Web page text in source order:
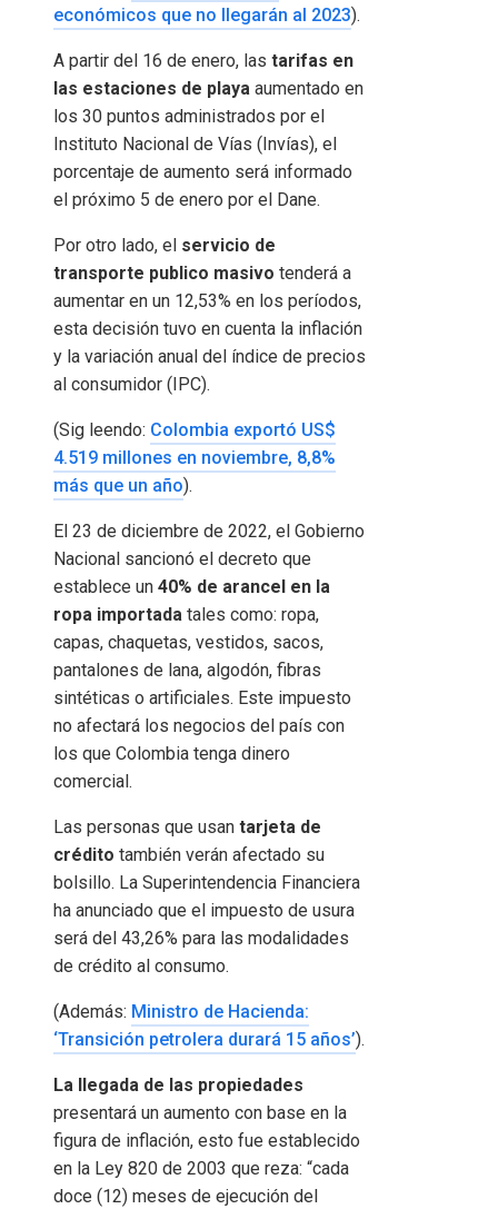
económicos que no llegarán al 2023).
A partir del 16 de enero, las tarifas en
las estaciones de playa aumentado en
los 30 puntos administrados por el
Instituto Nacional de Vías (Invías), el
porcentaje de aumento será informado
el próximo 5 de enero por el Dane.
Por otro lado, el servicio de
transporte publico masivo tenderá a
aumentar en un 12,53% en los períodos,
esta decisión tuvo en cuenta la inflación
y la variación anual del índice de precios
al consumidor (IPC).
(Sig leendo: Colombia exportó US$
4.519 millones en noviembre, 8,8%
más que un año).
El 23 de diciembre de 2022, el Gobierno
Nacional sancionó el decreto que
establece un 40% de arancel en la
ropa importada tales como: ropa,
capas, chaquetas, vestidos, sacos,
pantalones de lana, algodón, fibras
sintéticas o artificiales. Este impuesto
no afectará los negocios del país con
los que Colombia tenga dinero
comercial.
Las personas que usan tarjeta de
crédito también verán afectado su
bolsillo. La Superintendencia Financiera
ha anunciado que el impuesto de usura
será del 43,26% para las modalidades
de crédito al consumo.
(Además: Ministro de Hacienda:
‘Transición petrolera durará 15 años’).
La llegada de las propiedades
presentará un aumento con base en la
figura de inflación, esto fue establecido
en la Ley 820 de 2003 que reza: “cada
doce (12) meses de ejecución del